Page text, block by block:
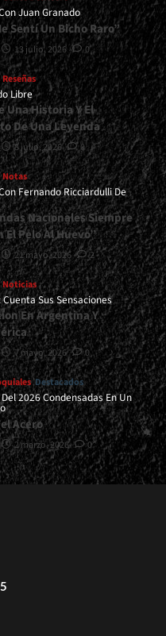
Juan Granado
Sentí Un Bicho Raro”
13 julio, 2026 0
Reseñas
Libre
Una Historia Y El
De Una Leyenda
8 julio, 2026 0
Notas
Fernando Ricciardulli De
Nacionales Siempre
El Pelo Al Huevo”
21 mayo, 2026 2
Noticias
Sus Sensaciones
En Argentina Y
7 mayo, 2026 0
Destacados
2026 Condensadas En Un
Acero
2 marzo, 2026 0